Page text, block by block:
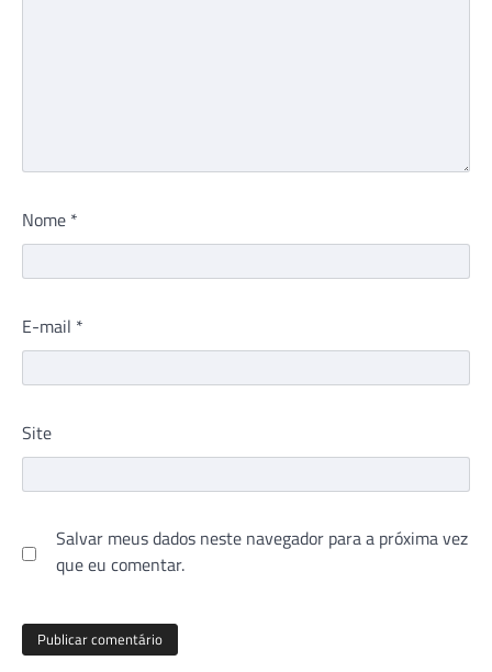
Nome *
E-mail *
Site
Salvar meus dados neste navegador para a próxima vez
que eu comentar.